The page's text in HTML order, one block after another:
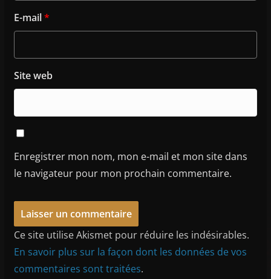
E-mail*
Site web
Enregistrer mon nom, mon e-mail et mon site dans
le navigateur pour mon prochain commentaire.
Ce site utilise Akismet pour réduire les indésirables.
En savoir plus sur la façon dont les données de vos
commentaires sont traitées.